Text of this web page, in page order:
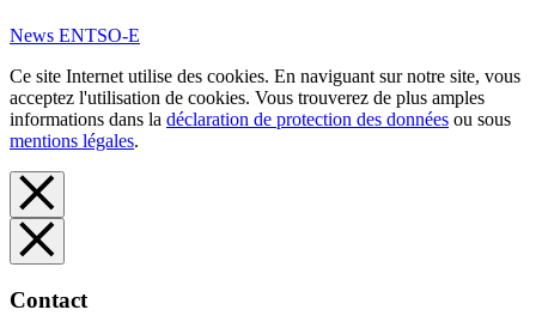
News ENTSO-E
Ce site Internet utilise des cookies. En naviguant sur notre site, vous
acceptez l'utilisation de cookies. Vous trouverez de plus amples
informations dans la déclaration de protection des données ou sous
mentions légales.
Contact